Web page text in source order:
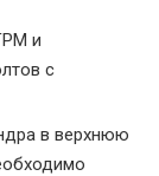
и
с
в верхнюю